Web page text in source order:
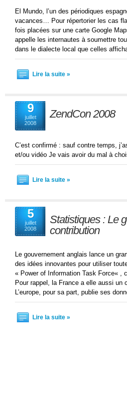
El Mundo, l’un des périodiques
vacances… Pour répertorier les cas
fois placées sur une carte Google
appelle les internautes à soumettre
dans le dialecte local que celles
Lire la suite »
9
juillet
2008
ZendCon 2008
C’est confirmé : sauf contre temps,
et/ou vidéo Je vais avoir du mal à
Lire la suite »
5
juillet
2008
Statistiques : Le
contribution
Le gouvernement anglais lance un
des idées innovantes pour utiliser
« Power of Information Task Force« ,
Pour rappel, la France a elle aussi un
L’europe, pour sa part, publie ses
Lire la suite »